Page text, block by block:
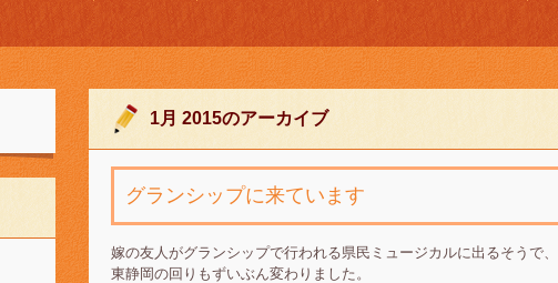
1月 2015のアーカイブ
グランシップに来ています
嫁の友人がグランシップで行われる県民ミュージカルに出るそうで
東静岡の回りもずいぶん変わりました。